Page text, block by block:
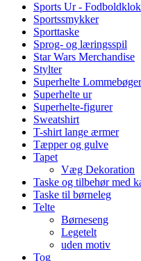
Sports Ur -
Sportssmykker
Sporttaske
Sprog- og læringsspil
Star Wars Merchandise
Stylter
Superhelte Lommebøger
Superhelte ur
Superhelte-figurer
Sweatshirt
T-shirt lange ærmer
Tæpper og gulve
Tapet
Væg Dekoration
Taske og tilbehør med
Taske til børneleg
Telte
Børneseng
Legetelt
uden motiv
Tog